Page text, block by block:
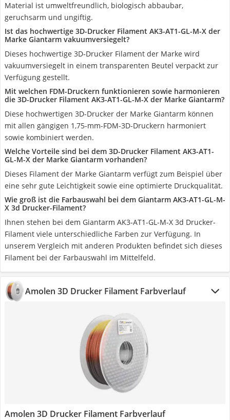
Material ist umweltfreundlich, biologisch abbaubar,
geruchsarm und ungiftig.
Ist das hochwertige 3D-Drucker Filament AK3-AT1-GL-M-X der
Marke Giantarm vakuumversiegelt?
Dieses hochwertige 3D-Drucker Filament der Marke wird
vakuumversiegelt in einem transparenten Beutel verpackt zur
Verfügung gestellt.
Mit welchen FDM-Druckern funktionieren sowie harmonieren
die 3D-Drucker Filament AK3-AT1-GL-M-X der Marke Giantarm?
Diese hochwertigen 3D-Drucker der Marke Giantarm können
mit allen gängigen 1,75-mm-FDM-3D-Druckern harmoniert
sowie kombiniert werden.
Welche Vorteile sind bei dem 3D-Drucker Filament AK3-AT1-
GL-M-X der Marke Giantarm vorhanden?
Dieses Filament der Marke Giantarm verfügt zum Beispiel über
eine sehr gute Leichtigkeit sowie eine optimierte Druckqualität.
Wie groß ist die Farbauswahl bei dem Giantarm AK3-AT1-GL-M-
X 3d Drucker-Filament?
Ihnen stehen bei dem Giantarm AK3-AT1-GL-M-X 3d Drucker-
Filament viele unterschiedliche Farben zur Verfügung. In
unserem Vergleich mit anderen Produkten befindet sich dieses
Filament bei der Farbauswahl im Mittelfeld.
Amolen 3D Drucker Filament Farbverlauf
Amolen 3D Drucker Filament Farbverlauf